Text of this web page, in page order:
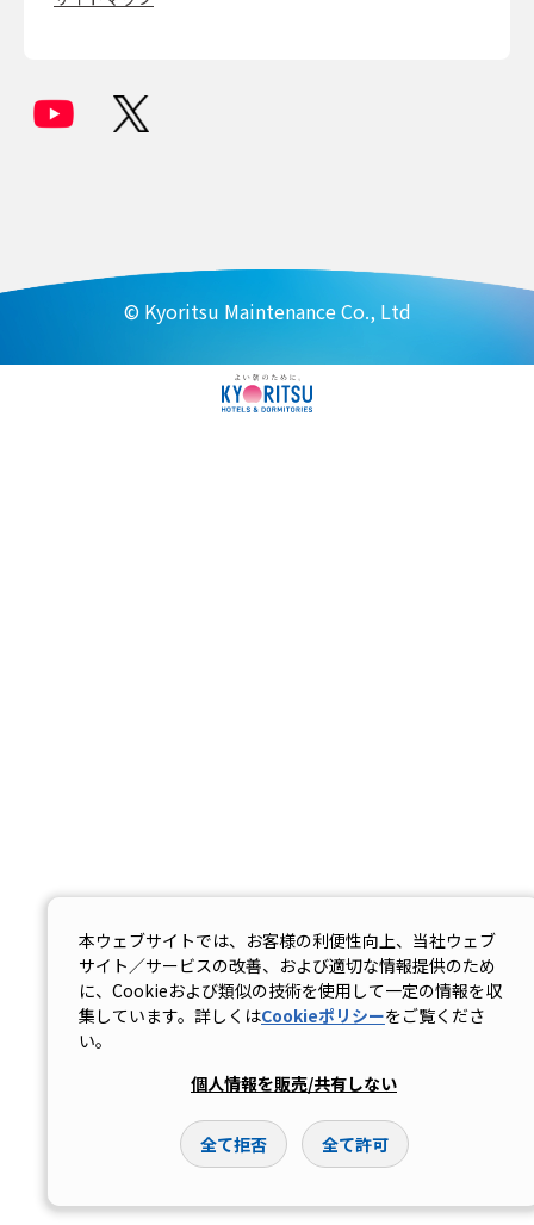
© Kyoritsu Maintenance Co., Ltd
本ウェブサイトでは、お客様の利便性向上、当社ウェブ
サイト／サービスの改善、および適切な情報提供のため
に、Cookieおよび類似の技術を使用して一定の情報を収
集しています。詳しくはCookieポリシーをご覧くださ
い。
個人情報を販売/共有しない
全て拒否 全て許可